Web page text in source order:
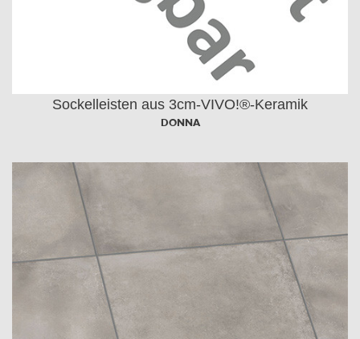
Sockelleisten aus 3cm-VIVO!®-Keramik
DONNA